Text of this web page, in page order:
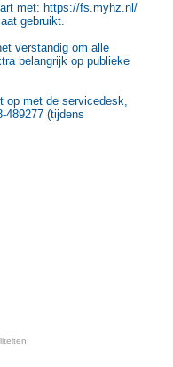
met: https://fs.myhz.nl/
gebruikt.
verstandig om alle
belangrijk op publieke
op met de servicedesk,
489277 (tijdens